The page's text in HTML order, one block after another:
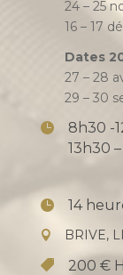
24 – 25
16 – 17
Dates
27 – 28
29 – 30
8h30 -
13h30
14
BRIVE,
200 €